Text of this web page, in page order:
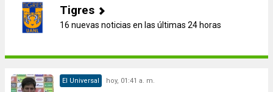
Tigres
16 nuevas noticias en las últimas 24 horas
El Universal hoy, 01:41 a. m.